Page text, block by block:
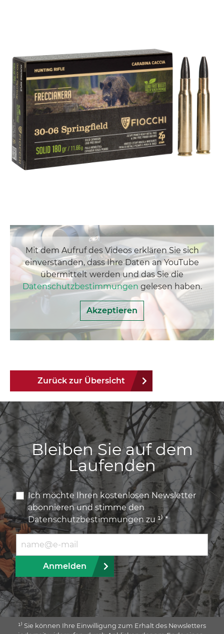
Mit dem Aufruf des Videos erklären Sie sich
einverstanden, dass Ihre Daten an YouTube
übermittelt werden und das Sie die
Datenschutzbestimmungen gelesen haben.
Akzeptieren
Zurück zur Übersicht
Bleiben Sie auf dem
Laufenden
Ich möchte Ihren kostenlosen Newsletter
abonnieren und stimme den
Datenschutzbestimmungenzu ¹⁾ *
Anmelden
¹⁾ Sie können Ihre Einwilligung zum Erhalt des Newsletters